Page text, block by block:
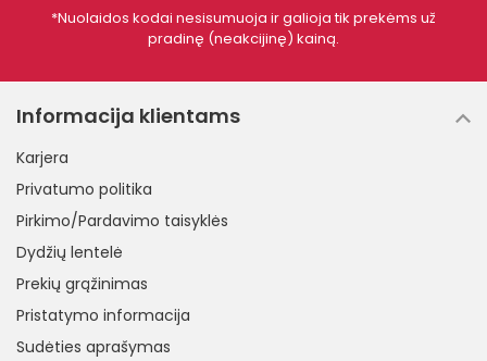
*Nuolaidos kodai nesisumuoja ir galioja tik prekėms už
pradinę (neakcijinę) kainą.
Informacija klientams
Karjera
Privatumo politika
Pirkimo/Pardavimo taisyklės
Dydžių lentelė
Prekių grąžinimas
Pristatymo informacija
Sudėties aprašymas